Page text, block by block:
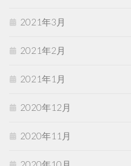
2021年3月
2021年2月
2021年1月
2020年12月
2020年11月